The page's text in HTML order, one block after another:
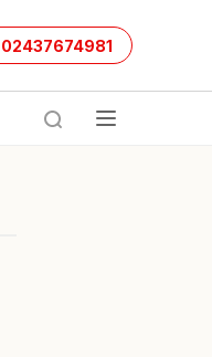
02437674981